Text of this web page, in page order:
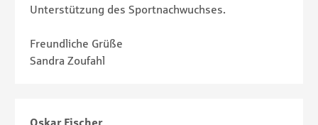
Unterstützung des Sportnachwuchses.
Freundliche Grüße
Sandra Zoufahl
Oskar Fischer